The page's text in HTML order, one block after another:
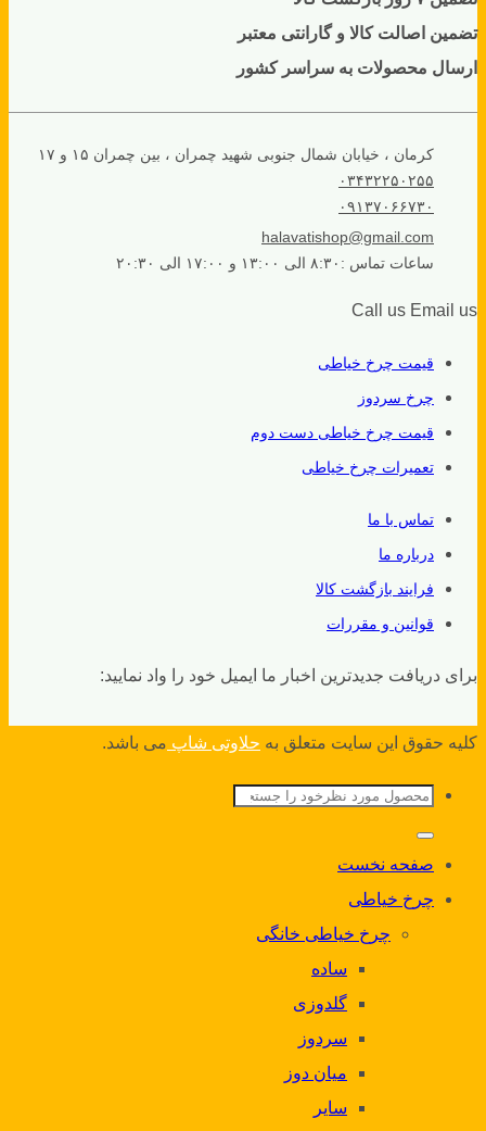
تضمین اصالت کالا و گارانتی معتبر
ارسال محصولات به سراسر کشور
کرمان ، خیابان شمال جنوبی شهید چمران ، بین چمران ۱۵ و ۱۷
۰۳۴۳۲۲۵۰۲۵۵
۰۹۱۳۷۰۶۶۷۳۰
halavatishop@gmail.com
ساعات تماس :۸:۳۰ الی ۱۳:۰۰ و ۱۷:۰۰ الی ۲۰:۳۰
Call us Email us
قیمت چرخ خیاطی
چرخ سردوز
قیمت چرخ خیاطی دست دوم
تعمیرات چرخ خیاطی
تماس با ما
درباره ما
فرایند بازگشت کالا
قوانین و مقررات
برای دریافت جدیدترین اخبار ما ایمیل خود را واد نمایید:
کلیه حقوق این سایت متعلق به حلاوتی شاپ می باشد.
جستجو
برای:
صفحه نخست
چرخ خیاطی
چرخ خیاطی خانگی
ساده
گلدوزی
سردوز
میان دوز
سایر